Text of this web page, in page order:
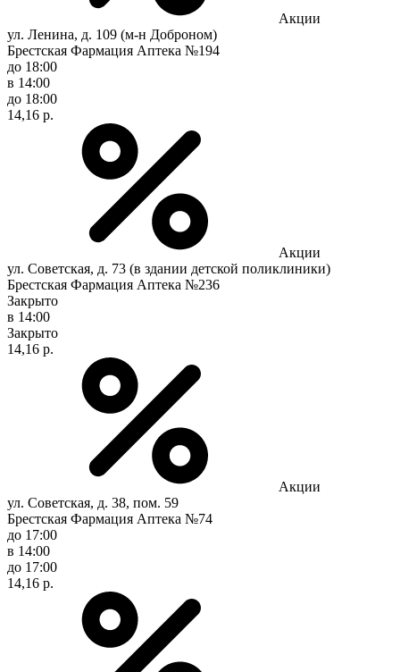
Акции
ул. Ленина, д. 109 (м-н Доброном)
Брестская Фармация Аптека №194
до 18:00
в 14:00
до 18:00
14,16 р.
Акции
ул. Советская, д. 73 (в здании детской поликлиники)
Брестская Фармация Аптека №236
Закрыто
в 14:00
Закрыто
14,16 р.
Акции
ул. Советская, д. 38, пом. 59
Брестская Фармация Аптека №74
до 17:00
в 14:00
до 17:00
14,16 р.